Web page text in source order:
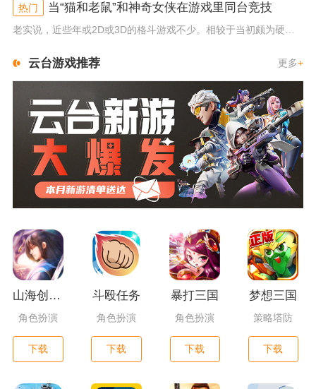
热门 当“猫和老鼠”和神奇女侠在游戏里同台竞技
老实说，近些年或2D或3D的格斗游戏不少。相较于当初颇为硬核的难度。如今这类游戏大都以较低的游玩门槛，独特的技能机制吸引...
云台游戏推荐 更多+
山海创世录一剑天逆
角色扮演
下载
斗殴任务
角色扮演
下载
暴打三国
角色扮演
下载
梦想三国
策略塔防
下载